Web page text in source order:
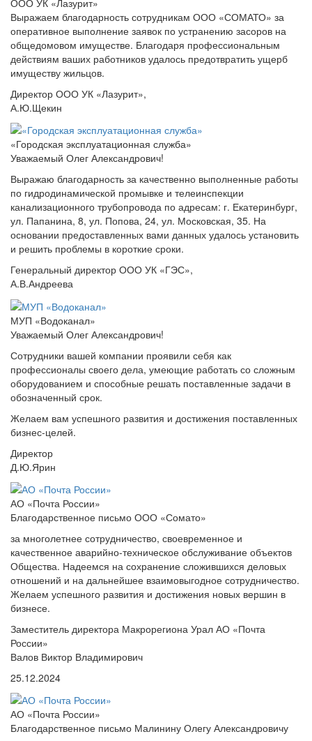
Выражаем благодарность сотрудникам ООО «СОМАТО» за
оперативное выполнение заявок по устранению засоров на
общедомовом имуществе. Благодаря профессиональным
действиям ваших работников удалось предотвратить ущерб
имуществу жильцов.
Директор ООО УК «Лазурит»,
А.Ю.Щекин
«Городская эксплуатационная служба»
Уважаемый Олег Александрович!
Выражаю благодарность за качественно выполненные работы
по гидродинамической промывке и телеинспекции
канализационного трубопровода по адресам: г. Екатеринбург,
ул. Папанина, 8, ул. Попова, 24, ул. Московская, 35. На
основании предоставленных вами данных удалось установить
и решить проблемы в короткие сроки.
Генеральный директор ООО УК «ГЭС»,
А.В.Андреева
МУП «Водоканал»
Уважаемый Олег Александрович!
Сотрудники вашей компании проявили себя как
профессионалы своего дела, умеющие работать со сложным
оборудованием и способные решать поставленные задачи в
обозначенный срок.
Желаем вам успешного развития и достижения поставленных
бизнес-целей.
Директор
Д.Ю.Ярин
АО «Почта России»
Благодарственное письмо ООО «Сомато»
за многолетнее сотрудничество, своевременное и
качественное аварийно-техническое обслуживание объектов
Общества. Надеемся на сохранение сложившихся деловых
отношений и на дальнейшее взаимовыгодное сотрудничество.
Желаем успешного развития и достижения новых вершин в
бизнесе.
Заместитель директора Макрорегиона Урал АО «Почта
России»
Валов Виктор Владимирович
25.12.2024
АО «Почта России»
Благодарственное письмо Малинину Олегу Александровичу